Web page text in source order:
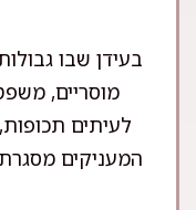
בעידן שבו
מוסריים,
לעיתים
המעניקים